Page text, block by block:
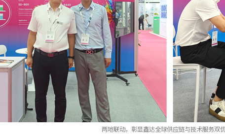
两地联动，彰显鑫达全球供应链与技术服务双优